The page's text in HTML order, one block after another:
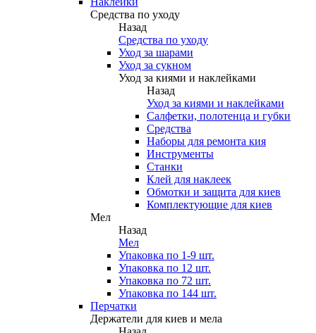
Средства по уходу
Назад
Средства по уходу
Уход за шарами
Уход за сукном
Уход за киями и наклейками
Назад
Уход за киями и наклейками
Салфетки, полотенца и губки
Средства
Наборы для ремонта кия
Инструменты
Станки
Клей для наклеек
Обмотки и защита для киев
Комплектующие для киев
Мел
Назад
Мел
Упаковка по 1-9 шт.
Упаковка по 12 шт.
Упаковка по 72 шт.
Упаковка по 144 шт.
Перчатки
Держатели для киев и мела